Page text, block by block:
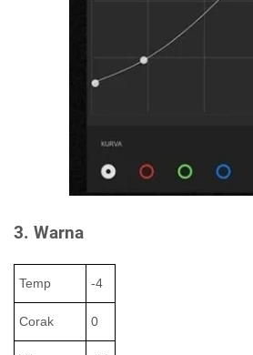
3. Warna
Temp -4
Corak 0